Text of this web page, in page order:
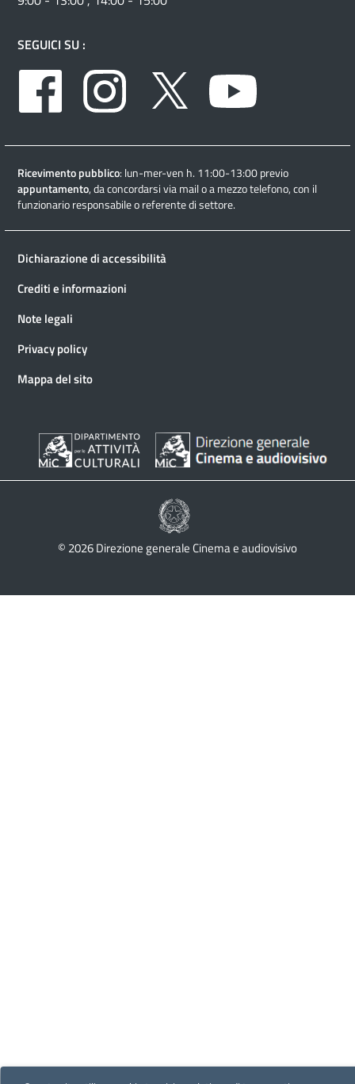
SEGUICI SU :
Facebook
Instagram Twitter
Ricevimento pubblico: lun-mer-ven h. 11:00-13:00 previo
appuntamento, da concordarsi via mail o a mezzo telefono, con il
funzionario responsabile o referente di settore.
Dichiarazione di accessibilità
Crediti e informazioni
Note legali
Privacy policy
Mappa del sito
© 2026 Direzione generale Cinema e audiovisivo